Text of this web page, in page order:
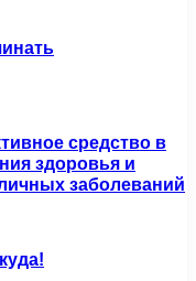
средство в
здоровья и
заболеваний